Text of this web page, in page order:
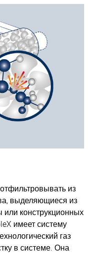
из
выделяющиеся из
или конструкционных
имеет систему
газ
в системе. Она